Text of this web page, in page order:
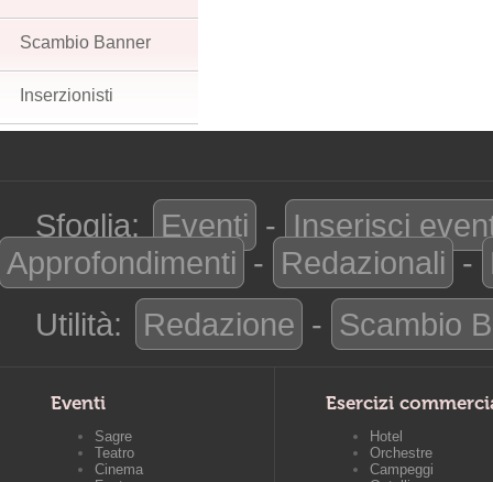
Scambio Banner
Inserzionisti
Sfoglia: Eventi - Inserisci
Approfondimenti - Redazionali -
Utilità:
Redazione - Scambio
Eventi
Sagre
Teatro
Cinema
Esercizi
Hotel
Orchestre
Campeggi